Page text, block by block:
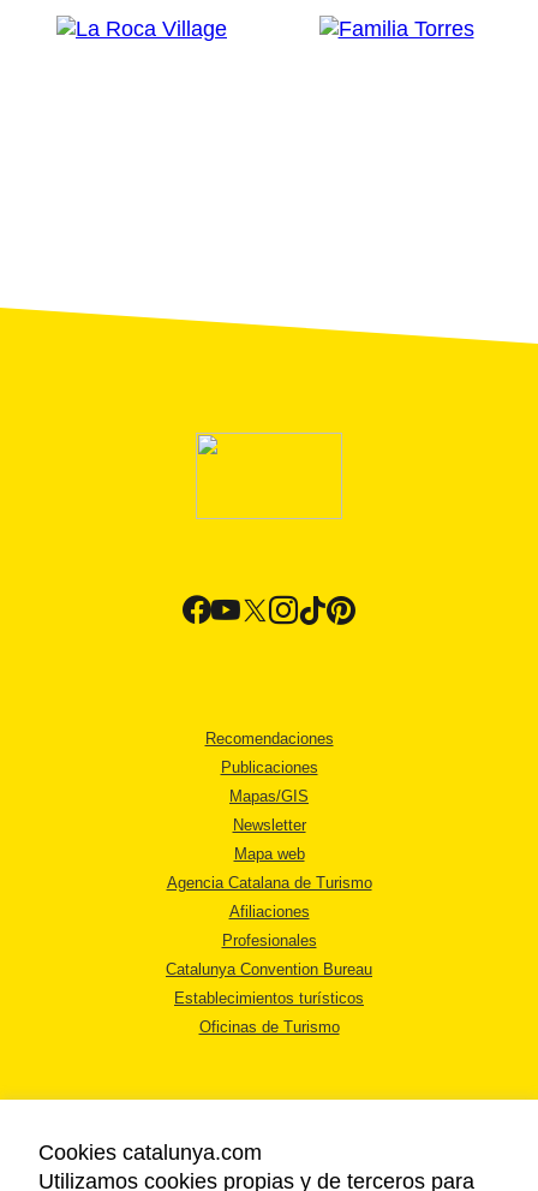
Recomendaciones
Publicaciones
Mapas/GIS
Newsletter
Mapa web
Agencia Catalana de Turismo
Afiliaciones
Profesionales
Catalunya Convention Bureau
Establecimientos turísticos
Oficinas de Turismo
Cookies catalunya.com
Utilizamos cookies propias y de terceros para